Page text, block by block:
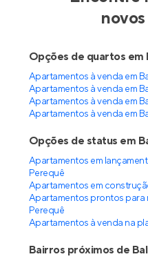
Opções de quartos em
Apartamentos à venda em
Apartamentos à venda em
Apartamentos à venda em
Apartamentos à venda em
Opções de status em
Apartamentos em
Perequê
Apartamentos em
Apartamentos prontos para
Perequê
Apartamentos à venda na
Bairros próximos de